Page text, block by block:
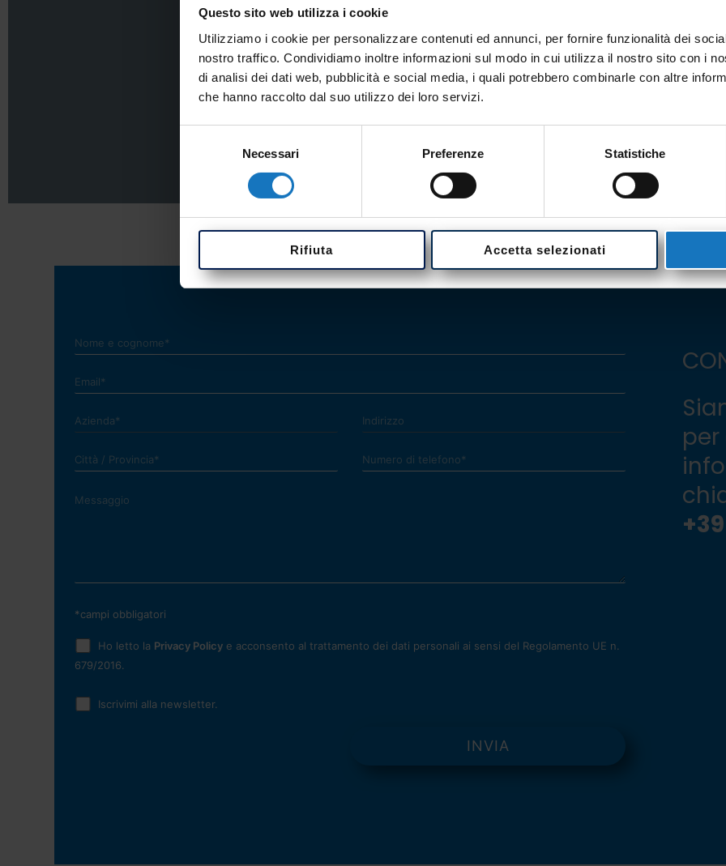
Questo sito web utilizza i cookie
Utilizziamo i cookie per personalizzare contenuti ed annunci, per fornire funzionalità dei
nostro traffico. Condividiamo inoltre informazioni sul modo in cui utilizza il nostro sito con i
di analisi dei dati web, pubblicità e social media, i quali potrebbero combinarle con altre
che hanno raccolto dal suo utilizzo dei loro servizi.
Necessari Preferenze Statistiche
Rifiuta Accetta selezionati
Modulo conversione segnali - MCS
*campi obbligatori
Ho letto la Privacy Policy e acconsento al trattamento dei dati personali ai sensi del Regolamento UE n.
679/2016.
Iscrivimi alla newsletter.